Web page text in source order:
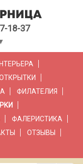
18-37
ФИЛАТЕЛИЯ
ФАЛЕРИСТИКА
ОТЗЫВЫ